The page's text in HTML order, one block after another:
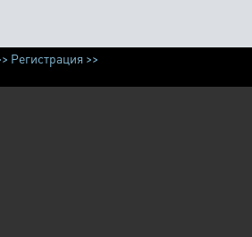
Регистрация >>